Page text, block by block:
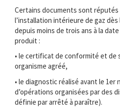
Certains documents sont réputés
l’installation intérieure de gaz
depuis moins de trois ans à la
produit :
• le certificat de conformité et de
organisme agréé,
• le diagnostic réalisé avant le 1er
d’opérations organisées par des
définie par arrêté à paraître).